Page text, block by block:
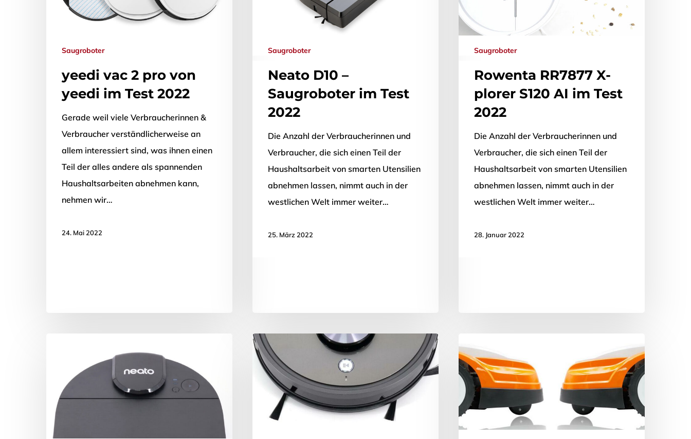
Saugroboter
yeedi vac 2 pro von
yeedi im Test 2022
Gerade weil viele Verbraucherinnen &
Verbraucher verständlicherweise an
allem interessiert sind, was ihnen einen
Teil der alles andere als spannenden
Haushaltsarbeiten abnehmen kann,
nehmen wir…
24. Mai 2022
Saugroboter
Neato D10 –
Saugroboter im Test
2022
Die Anzahl der Verbraucherinnen und
Verbraucher, die sich einen Teil der
Haushaltsarbeit von smarten Utensilien
abnehmen lassen, nimmt auch in der
westlichen Welt immer weiter…
25. März 2022
Saugroboter
Rowenta RR7877 X-
plorer S120 AI im Test
2022
Die Anzahl der Verbraucherinnen und
Verbraucher, die sich einen Teil der
Haushaltsarbeit von smarten Utensilien
abnehmen lassen, nimmt auch in der
westlichen Welt immer weiter…
28. Januar 2022